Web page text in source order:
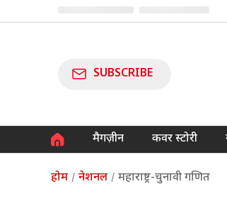
SUBSCRIBE
मैगज़ीन कवर स्टोरी
होम नेशनल महाराष्ट्र-चुनावी गणित